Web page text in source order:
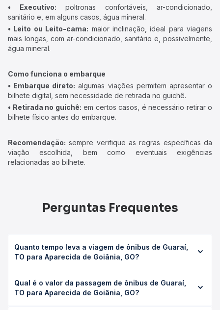
• Executivo: poltronas confortáveis, ar-condicionado,
sanitário e, em alguns casos, água mineral.
• Leito ou Leito-cama: maior inclinação, ideal para viagens
mais longas, com ar-condicionado, sanitário e, possivelmente,
água mineral.
Como funciona o embarque
• Embarque direto: algumas viações permitem apresentar o
bilhete digital, sem necessidade de retirada no guichê.
• Retirada no guichê: em certos casos, é necessário retirar o
bilhete físico antes do embarque.
Recomendação: sempre verifique as regras específicas da
viação escolhida, bem como eventuais exigências
relacionadas ao bilhete.
Perguntas Frequentes
Quanto tempo leva a viagem de ônibus de Guaraí,
TO para Aparecida de Goiânia, GO?
Goiânia, GO leva em média 18h 36min, podendo variar
conforme a viação, o tipo de serviço (convencional,
Qual é o valor da passagem de ônibus de Guaraí,
TO para Aparecida de Goiânia, GO?